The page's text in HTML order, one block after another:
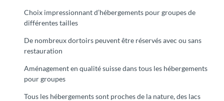
Choix impressionnant d’hébergements pour groupes de
différentes tailles
De nombreux dortoirs peuvent être réservés avec ou sans
restauration
Aménagement en qualité suisse dans tous les hébergements
pour groupes
Tous les hébergements sont proches de la nature, des lacs